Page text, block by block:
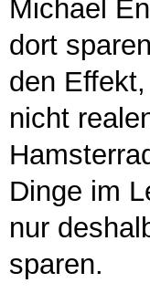
Michael
dort
den
nicht
Dinge im
nur
sparen.